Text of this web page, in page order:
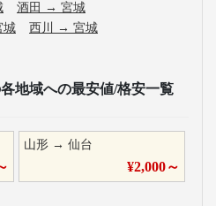
酒田 → 宮城
城 西川 → 宮城
地域への最安値/格安一覧
山形 →仙台
¥2,000～